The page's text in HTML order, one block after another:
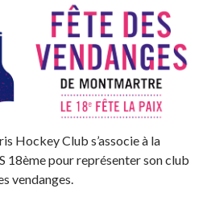
Hockey Club s’associe à la
18ème pour représenter son club
vendanges.